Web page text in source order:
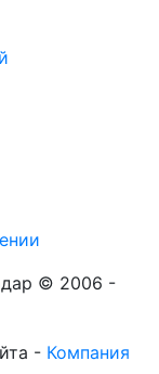
© 2006 -
- Компания